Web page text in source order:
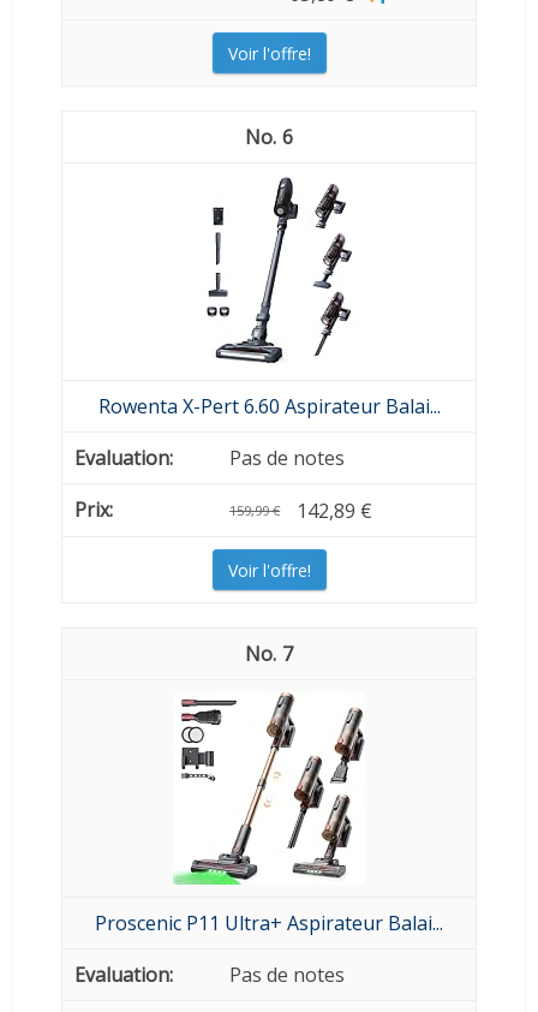
Voir l'offre!
6
Rowenta X-Pert 6.60 Aspirateur Balai...
Pas de notes
159,99 € 142,89 €
Voir l'offre!
7
Proscenic P11 Ultra+ Aspirateur Balai...
Pas de notes